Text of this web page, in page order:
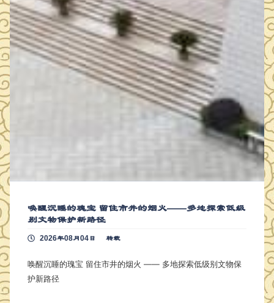
唤醒沉睡的瑰宝 留住市井的烟火——多地探索低级
别文物保护新路径
2026年08月04日 转载
唤醒沉睡的瑰宝 留住市井的烟火 —— 多地探索低级别文物保
护新路径